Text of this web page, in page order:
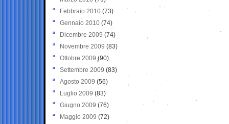
Febbraio 2010 (73)
Gennaio 2010 (74)
Dicembre 2009 (74)
Novembre 2009 (83)
Ottobre 2009 (90)
Settembre 2009 (83)
Agosto 2009 (56)
Luglio 2009 (83)
Giugno 2009 (76)
Maggio 2009 (72)